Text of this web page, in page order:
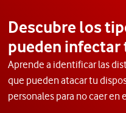
Descubre los
pueden
Aprende a identificar las
que pueden atacar tu
personales para no caer en